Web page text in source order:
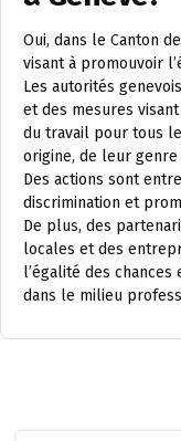
Oui, dans le Canton
visant à promouvoir
Les autorités
et des mesures
du travail pour tous
origine, de leur
Des actions sont
discrimination et
De plus, des
locales et des
l’égalité des
dans le milieu